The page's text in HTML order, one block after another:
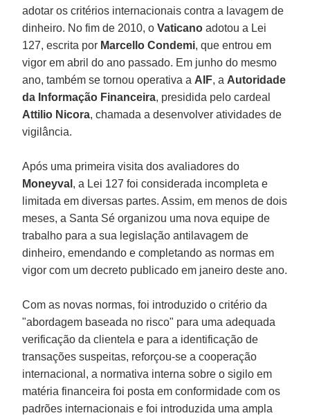
adotar os critérios internacionais contra a lavagem de
dinheiro. No fim de 2010, oVaticanoadotou a Lei
127, escrita por Marcello Condemi, que entrou em
vigor em abril do ano passado. Em junho do mesmo
ano, também se tornou operativa a AIF, a Autoridade
da Informação Financeira, presidida pelo cardeal
Attilio Nicora, chamada a desenvolver atividades de
vigilância.
Após uma primeira visita dos avaliadores do
Moneyval , a Lei 127 foi considerada incompleta e
limitada em diversas partes. Assim, em menos de dois
meses, a Santa Sé organizou uma nova equipe de
trabalho para a sua legislação antilavagem de
dinheiro, emendando e completando as normas em
vigor com um decreto publicado em janeiro deste ano.
Com as novas normas, foi introduzido o critério da
"abordagem baseada no risco" para uma adequada
verificação da clientela e para a identificação de
transações suspeitas, reforçou-se a cooperação
internacional, a normativa interna sobre o sigilo em
matéria financeira foi posta em conformidade com os
padrões internacionais e foi introduzida uma ampla